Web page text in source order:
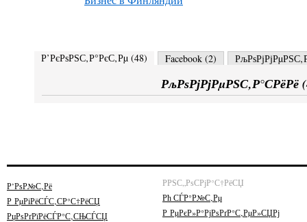
Р’РєРѕРЅС‚Р°РєС‚Рµ (48) Facebook (2)
РљРѕРјРјРµРЅС‚Р°СРёРё (
Р’РѕР№С‚Рё
Р РµРіРёСЃС‚СР°С†РёСЏ
РџРѕРґРїРёСЃР°С‚СЊСЃСЏ
РРЅС„РѕСРјР°С†РёСЏ
Рћ СЃР°Р№С‚Рµ
Р РµРєР»Р°РјРѕРґР°С‚РµР»СЏРј